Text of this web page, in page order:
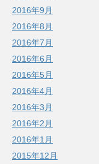
2016年9月
2016年8月
2016年7月
2016年6月
2016年5月
2016年4月
2016年3月
2016年2月
2016年1月
2015年12月